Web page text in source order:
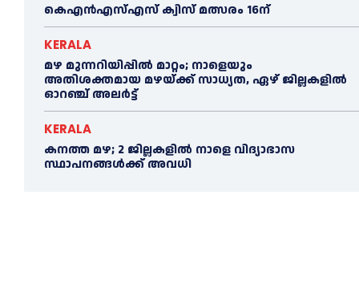
കെഎൻഎസ്എസ് ക്വിസ് മത്സരം 16ന്
KERALA
മഴ മുന്നറിയിപ്പിൽ മാറ്റം; നാളെയും
അതിശക്തമായ മഴയ്ക്ക് സാധ്യത, ഏഴ് ജില്ലകളിൽ
ഓറഞ്ച് അലർട്ട്
KERALA
കനത്ത മഴ; 2 ജില്ലകളില്‍ നാളെ വിദ്യാഭാസ
സ്ഥാപനങ്ങള്‍ക്ക് അവധി